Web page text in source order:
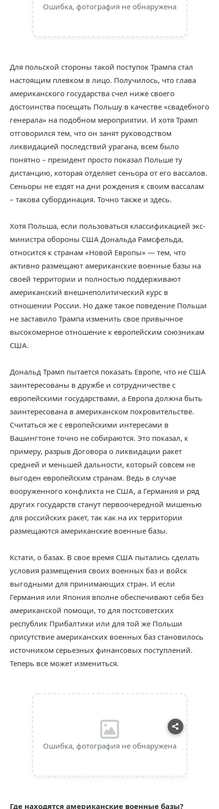
Ошибка, фотография не обнаружена
Для польской стороны такой поступок Трампа стал
настоящим плевком в лицо. Получилось, что глава
американского государства счел ниже своего
достоинства посещать Польшу в качестве «свадебного
генерала» на подобном мероприятии. И хотя Трамп
отговорился тем, что он занят руководством
ликвидацией последствий урагана, всем было
понятно – президент просто показал Польше ту
дистанцию, которая отделяет сеньора от его вассалов.
Сеньоры не ездят на дни рождения к своим вассалам
– такова субординация. Точно также и здесь.
Хотя Польша, если пользоваться классификацией экс-
министра обороны США Дональда Рамсфельда,
относится к странам «Новой Европы» — тем, что
активно размещают американские военные базы на
своей территории и полностью поддерживают
американский внешнеполитический курс в
отношении России. Но даже такое поведение Польши
не заставило Трампа изменить свое привычное
высокомерное отношение к европейским союзникам
США.
Дональд Трамп пытается показать Европе, что не США
заинтересованы в дружбе и сотрудничестве с
европейскими государствами, а Европа должна быть
заинтересована в американском покровительстве.
Считаться же с европейскими интересами в
Вашингтоне точно не собираются. Это показал, к
примеру, разрыв Договора о ликвидации ракет
средней и меньшей дальности, который совсем не
выгоден европейским странам. Ведь в случае
вооруженного конфликта не США, а Германия и ряд
других государств станут первоочередной мишенью
для российских ракет, так как на их территории
размещаются американские военные базы.
Кстати, о базах. В свое время США пытались сделать
условия размещения своих военных баз и войск
выгодными для принимающих стран. И если
Германия или Япония вполне обеспечивают себя без
американской помощи, то для постсоветских
республик Прибалтики или для той же Польши
присутствие американских военных баз становилось
источником серьезных финансовых поступлений.
Теперь все может измениться.
Ошибка, фотография не обнаружена
Где находятся американские военные базы?